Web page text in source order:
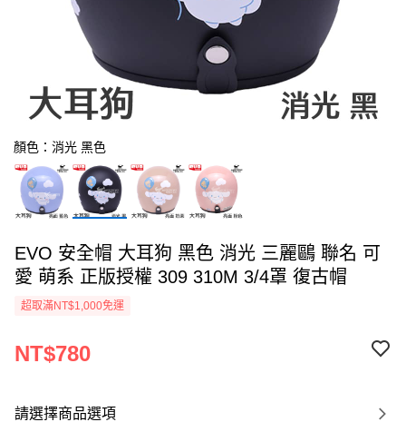
顏色：消光 黑色
EVO 安全帽 大耳狗 黑色 消光 三麗鷗 聯名 可
愛 萌系 正版授權 309 310M 3/4罩 復古帽
超取滿NT$1,000免運
NT$780
請選擇商品選項